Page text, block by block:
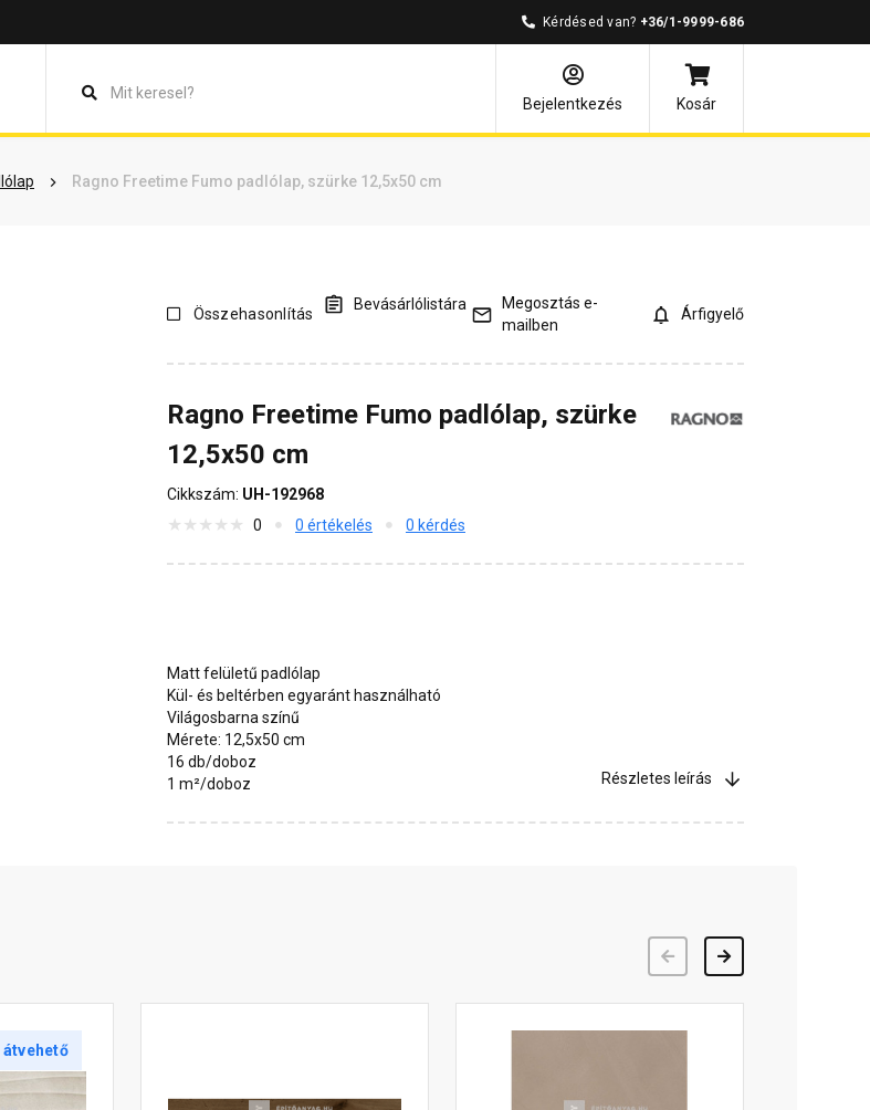
Kérdésed van? +36/1-9999-686
Bejelentkezés
Kosár
Ragno Freetime Fumo padlólap, szürke 12,5x50 cm
Vásárlói vélemények Kérdések és válaszok Kapcsolódó cikkek
Összehasonlítás
Bevásárlólistára
Megosztás e-
mailben
Árfigyelő
Ragno Freetime Fumo padlólap, szürke
12,5x50 cm
Cikkszám: UH-192968
0
0 értékelés 0 kérdés
Matt felületű padlólap
Kül- és beltérben egyaránt használható
Világosbarna színű
Mérete: 12,5x50 cm
16 db/doboz
1 m²/doboz
Részletes leírás
átvehető